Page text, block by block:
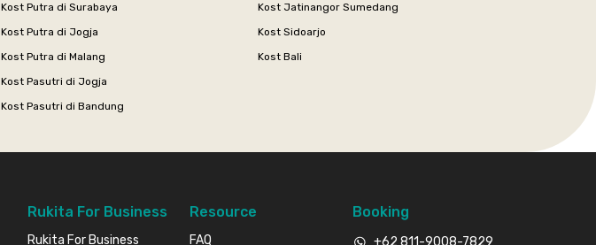
Kost Putra di Surabaya
Kost Putra di Jogja
Kost Putra di Malang
Kost Pasutri di Jogja
Kost Pasutri di Bandung
Kost Jatinangor Sumedang
Kost Sidoarjo
Kost Bali
Rukita For Business
Rukita For Business
Resource
FAQ
Booking
+62 811-9008-7829